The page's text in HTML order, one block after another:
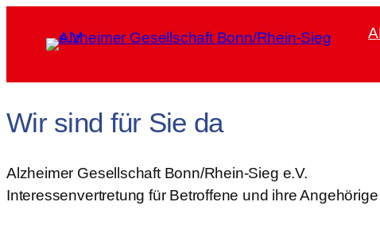
Wir sind für Sie da
Alzheimer Gesellschaft Bonn/Rhein-Sieg e.V.
Interessenvertretung für Betroffene und ihre Angehörige